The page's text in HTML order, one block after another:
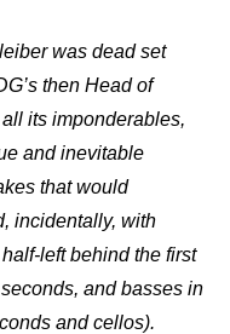
was dead set
then Head of
its imponderables,
and inevitable
that would
incidentally, with
left behind the first
and basses in
and cellos).